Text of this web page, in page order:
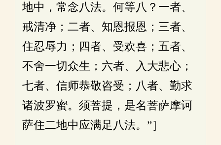
地中，常念八法。何等八？一者、
戒清净；二者、知恩报恩；三者、
住忍辱力；四者、受欢喜；五者、
不舍一切众生；六者、入大悲心；
七者、信师恭敬咨受；八者、勤求
诸波罗蜜。须菩提，是名菩萨摩诃
萨住二地中应满足八法。”］